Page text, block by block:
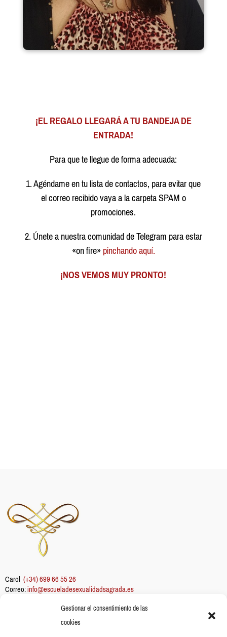
Gestionar el consentimiento de las
cookies
¡EL REGALO LLEGARÁ A TU BANDEJA DE
ENTRADA!
Para que te llegue de forma adecuada:
1. Agéndame en tu lista de contactos, para evitar que
el correo recibido vaya a la carpeta SPAM o
promociones.
2. Únete a nuestra comunidad de Telegram para estar
«on fire»pinchando aquí.
¡NOS VEMOS MUY PRONTO!
Carol (+34) 699 66 55 26
Correo:info@escueladesexualidadsagrada.es